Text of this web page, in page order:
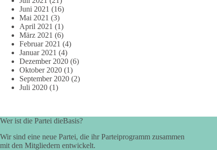
Juni 2021 (16)
Mai 2021 (3)
April 2021 (1)
März 2021 (6)
Februar 2021 (4)
Januar 2021 (4)
Dezember 2020 (6)
Oktober 2020 (1)
September 2020 (2)
Juli 2020 (1)
Wer ist die Partei dieBasis?
Wir sind eine neue Partei, die ihr Parteiprogramm zusammen
mit den Mitgliedern entwickelt.